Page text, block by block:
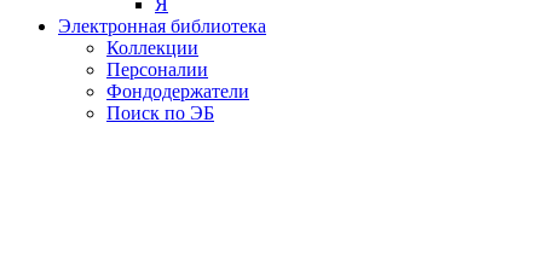
Электронная библиотека
Коллекции
Персоналии
Фондодержатели
Поиск по ЭБ